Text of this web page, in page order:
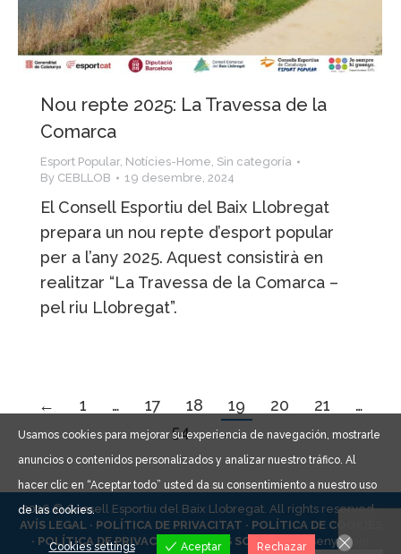
Nou repte 2025: La Travessa de la
Comarca
Esport Popular, Notícies-Home, Sin categoría
By CEBLLOB 19 desembre, 2024
El Consell Esportiu del Baix Llobregat
prepara un nou repte d’esport popular
per a l’any 2025. Aquest consistirà en
realitzar “La Travessa de la Comarca –
pel riu Llobregat”.
← 1 … 17 18 19 20 21
…
54
→
2026 © Consell Esportiu del Baix Llobregat. All rights reserved ·
AVÍS LEGAL · POLÍTICA DE PRIVACITAT · POLÍTICA DE COOKIES
· POLÍTICA DE PRIVACITAT XARXES SOCIALS ·Dissenyat per
Usamos cookies para mejorar su experiencia de navegación, mostrarle
anuncios o contenidos personalizados y analizar nuestro tráfico. Al
hacer clic en “Aceptar todo” usted da su consentimiento a nuestro uso
de las cookies.
Cookies settings Aceptar Rechazar